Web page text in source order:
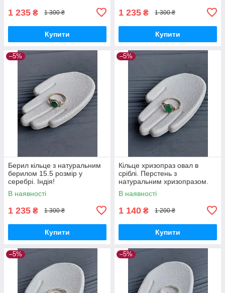
1 235 ₴ 1 300 ₴
Купити
1 235 ₴ 1 300 ₴
Купити
–5%
Берил кільце з натуральним
берилом 15.5 розмір у
серебрі. Індія!
В наявності
1 235 ₴ 1 300 ₴
Купити
–5%
Кільце хризопраз овал в
сріблі. Перстень з
натуральним хризопразом.
Розмір 15.5. Індія.
В наявності
1 140 ₴ 1 200 ₴
Купити
–5% –5%